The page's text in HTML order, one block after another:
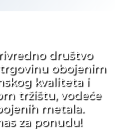
društvo
obojenim
kvaliteta i
tržištu, vodeće
metala.
za ponudu!